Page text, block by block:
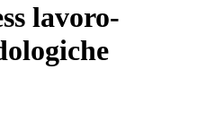
lavoro-